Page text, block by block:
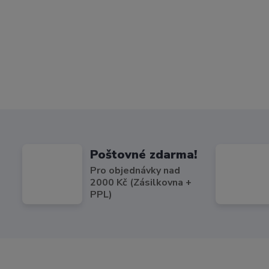
Poštovné zdarma!
Pro objednávky nad
2000 Kč (Zásilkovna +
PPL)